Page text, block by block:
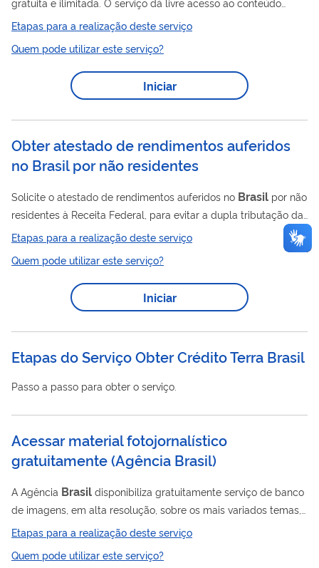
jornalístico disponibilizado para qualquer cidadão no endereço
https://agenciabrasil.ebc.com.br/ . O conteúdo jornalístico
pode ser reproduzido em outros sites, jornais regionais e de
cidades do interior doBrasil, bem como para a mídia
internacional. A reprodução é permitida, desde que a Agência
Etapas para a realização deste serviço
Quem pode utilizar este serviço?
Iniciar
Obter atestado de rendimentos auferidos
no Brasil por não residentes
Solicite o atestado de rendimentos auferidos no Brasil por não
residentes à Receita Federal, para evitar a dupla tributação da
sua renda. Para poder compensar impostos pagos no
Brasil
do atestado de rendimentos noBrasil
Receita Federal. O atestado serve para comprovar os
rendimentos pagos ou creditados noBrasila pessoas ou
Etapas para a realização deste serviço
Quem pode utilizar este serviço?
Iniciar
Etapas do Serviço Obter Crédito Terra Brasil
Passo a passo para obter o serviço.
Acessar material fotojornalístico
gratuitamente(Agência Brasil)
A Agência Brasil disponibiliza gratuitamente serviço de banco
de imagens, em alta resolução, sobre os mais variados temas,
com cobertura fotojornalística desde 1964. Disponível no
endereço https://agenciabrasil.ebc.com.br/fotos , o conteúdo
público e gratuito tem acesso ilimitado e é utilizado pela mídia
Etapas para a realização deste serviço
Quem pode utilizar este serviço?